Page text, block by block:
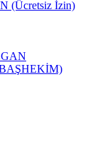
(Ücretsiz İzin)